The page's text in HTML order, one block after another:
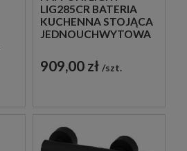
LIG285CR BATERIA
KUCHENNA STOJĄCA
JEDNOUCHWYTOWA
909,00 zł szt.